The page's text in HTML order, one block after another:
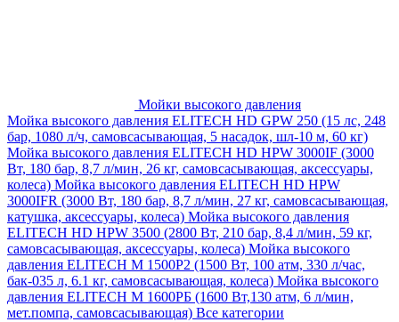
Мойки высокого давления
Мойка высокого давления ELITECH HD GPW 250 (15 лс, 248
бар, 1080 л/ч, самовсасывающая, 5 насадок, шл-10 м, 60 кг)
Мойка высокого давления ELITECH HD HPW 3000IF (3000
Вт, 180 бар, 8,7 л/мин, 26 кг, самовсасывающая, аксессуары,
колеса) Мойка высокого давления ELITECH HD HPW
3000IFR (3000 Вт, 180 бар, 8,7 л/мин, 27 кг, самовсасывающая,
катушка, аксессуары, колеса) Мойка высокого давления
ELITECH HD HPW 3500 (2800 Вт, 210 бар, 8,4 л/мин, 59 кг,
самовсасывающая, аксессуары, колеса) Мойка высокого
давления ELITECH M 1500P2 (1500 Вт, 100 атм, 330 л/час,
бак-035 л, 6.1 кг, самовсасывающая, колеса) Мойка высокого
давления ELITECH М 1600РБ (1600 Вт,130 атм, 6 л/мин,
мет.помпа, самовсасывающая) Все категории